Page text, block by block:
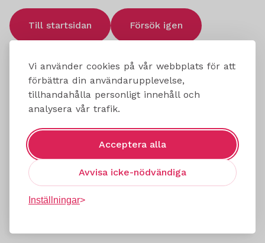
Vi använder cookies på vår webbplats för att
förbättra din användarupplevelse,
tillhandahålla personligt innehåll och
analysera vår trafik.
Acceptera alla
Avvisa icke-nödvändiga
Inställningar
Till startsidan Försök igen